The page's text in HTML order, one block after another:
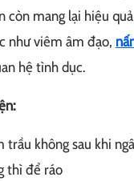
còn mang lại hiệu
như viêm âm đạo,
hệ tình dục.
trầu không sau khi
thì để ráo